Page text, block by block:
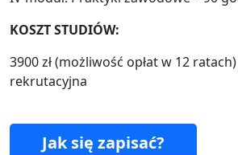
KOSZT STUDIÓW:
3900 zł (możliwość opłat w 12
rekrutacyjna
Jak się zapisać?